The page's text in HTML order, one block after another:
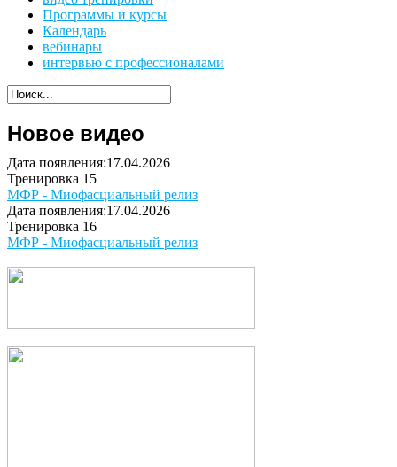
Программы и курсы
Календарь
вебинары
интервью с профессионалами
Новое видео
Дата появления:17.04.2026
Тренировка 15
МФР - Миофасциальный релиз
Дата появления:17.04.2026
Тренировка 16
МФР - Миофасциальный релиз